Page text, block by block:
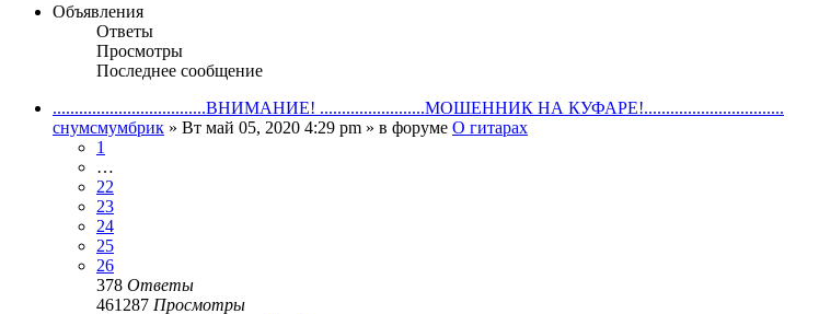
Объявления
Ответы
Просмотры
Последнее сообщение
...................................ВНИМАНИЕ! ........................МОШЕННИК НА КУФАРЕ!................................
снумсмумбрик » Вт май 05, 2020 4:29 pm » в форуме О гитарах
1
…
22
23
24
25
26
378 Ответы
461287 Просмотры